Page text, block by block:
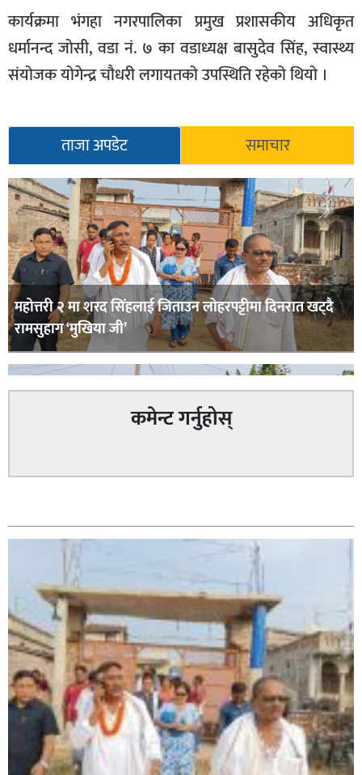
कार्यक्रमा भंगहा नगरपालिका प्रमुख प्रशासकीय अधिकृत
धर्मानन्द जोसी, वडा नं. ७ का वडाध्यक्ष बासुदेव सिंह, स्वास्थ्य
संयोजक योगेन्द्र चौधरी लगायतको उपस्थिति रहेको थियो ।
ताजा अपडेट समाचार
महोत्तरी २ मा शरद सिंहलाई जिताउन लोहरपट्टीमा दिनरात खट्दै
रामसुहाग ‘मुखिया जी’
सिराहा-२ मा संजय यादव भिड्ने !
कमेन्ट गर्नुहोस्